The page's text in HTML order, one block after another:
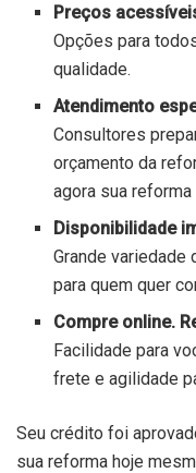
Preços
Opções para
qualidade.
Atendimento
Consultores
orçamento da
agora sua
Disponibilidade
Grande variedade
para quem quer
Compre online.
Facilidade para
frete e agilidade
Seu crédito foi
sua reforma hoje